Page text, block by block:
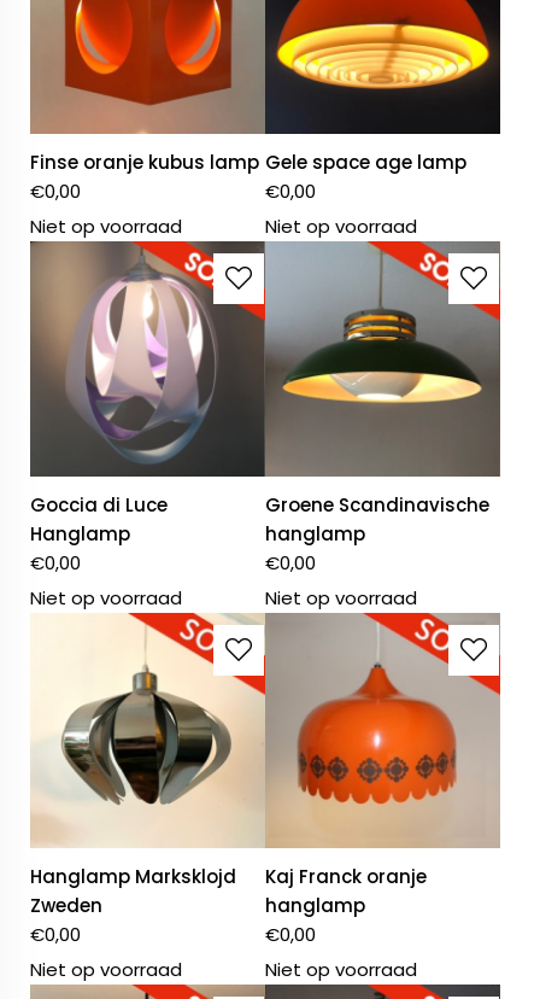
Finse oranje kubus lamp
€0,00
Niet op voorraad
Gele space age lamp
€0,00
Niet op voorraad
Goccia di Luce
Hanglamp
€0,00
Niet op voorraad
Groene Scandinavische
hanglamp
€0,00
Niet op voorraad
Hanglamp Marksklojd
Zweden
€0,00
Niet op voorraad
Kaj Franck oranje
hanglamp
€0,00
Niet op voorraad